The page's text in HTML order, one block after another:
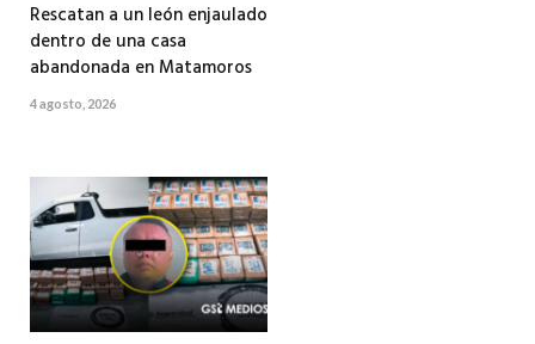
Rescatan a un león enjaulado
dentro de una casa
abandonada en Matamoros
4 agosto, 2026